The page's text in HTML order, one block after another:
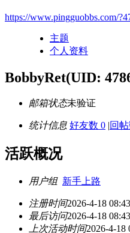
https://www.pingguobbs.com/
主题
个人资料
BobbyRet(UID:
邮箱状态未验证
统计信息 好友数 0 |回
活跃概况
用户组 新手上路
注册时间2026-4-18 08:43
最后访问2026-4-18 08:43
上次活动时间2026-4-18